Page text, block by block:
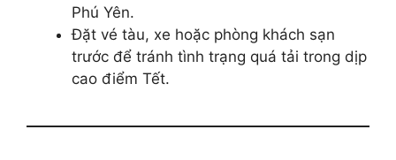
Phú Yên.
Đặt vé tàu, xe hoặc phòng khách sạn
trước để tránh tình trạng quá tải trong dịp
cao điểm Tết.